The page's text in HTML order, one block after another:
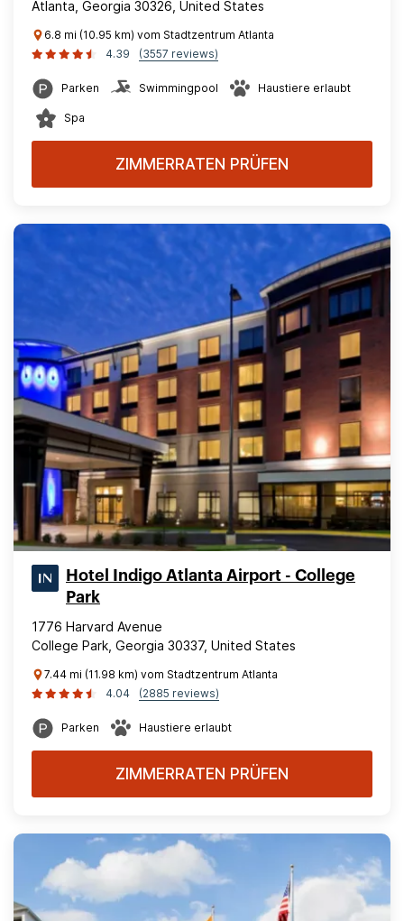
Atlanta, Georgia 30326, United States
6.8 mi (10.95 km) vom Stadtzentrum Atlanta
4.39
(3557 reviews)
Parken Swimmingpool Haustiere erlaubt
Spa
ZIMMERRATEN PRÜFEN
Hotel Indigo Atlanta Airport - College
Park
1776 Harvard Avenue
College Park, Georgia 30337, United States
7.44 mi (11.98 km) vom Stadtzentrum Atlanta
4.04
(2885 reviews)
Parken Haustiere erlaubt
ZIMMERRATEN PRÜFEN